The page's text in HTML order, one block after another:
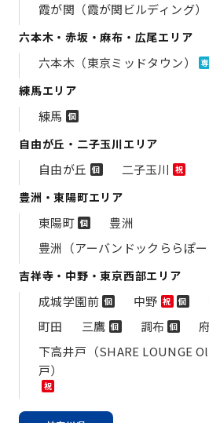
霞が関（霞が関ビルディング）
六本木・赤坂・麻布・広尾エリア
六本木（東京ミッドタウン） 専
練馬エリア
練馬 個
自由が丘・二子玉川エリア
自由が丘 個 二子玉川 祝
豊洲・東陽町エリア
東陽町 個
豊洲
豊洲（アーバンドックららぽー
吉祥寺・中野・東京西部エリア
成城学園前 個 中野 祝 個
町田
三鷹 個 調布 個
下高井戸（SHARE LOUNGE
戸）
祝